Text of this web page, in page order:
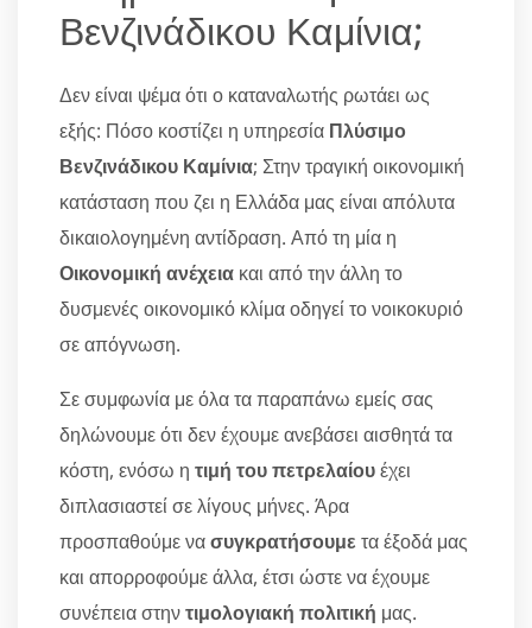
Βενζινάδικου Καμίνια;
Δεν είναι ψέμα ότι ο καταναλωτής ρωτάει ως
εξής: Πόσο κοστίζει η υπηρεσία Πλύσιμο
Βενζινάδικου Καμίνια; Στην τραγική οικονομική
κατάσταση που ζει η Ελλάδα μας είναι απόλυτα
δικαιολογημένη αντίδραση. Από τη μία η
Οικονομική ανέχεια και από την άλλη το
δυσμενές οικονομικό κλίμα οδηγεί το νοικοκυριό
σε απόγνωση.
Σε συμφωνία με όλα τα παραπάνω εμείς σας
δηλώνουμε ότι δεν έχουμε ανεβάσει αισθητά τα
κόστη, ενόσω η τιμή του πετρελαίουέχει
διπλασιαστεί σε λίγους μήνες. Άρα
προσπαθούμε νασυγκρατήσουμε τα έξοδά μας
και απορροφούμε άλλα, έτσι ώστε να έχουμε
συνέπεια στηντιμολογιακή πολιτική μας.